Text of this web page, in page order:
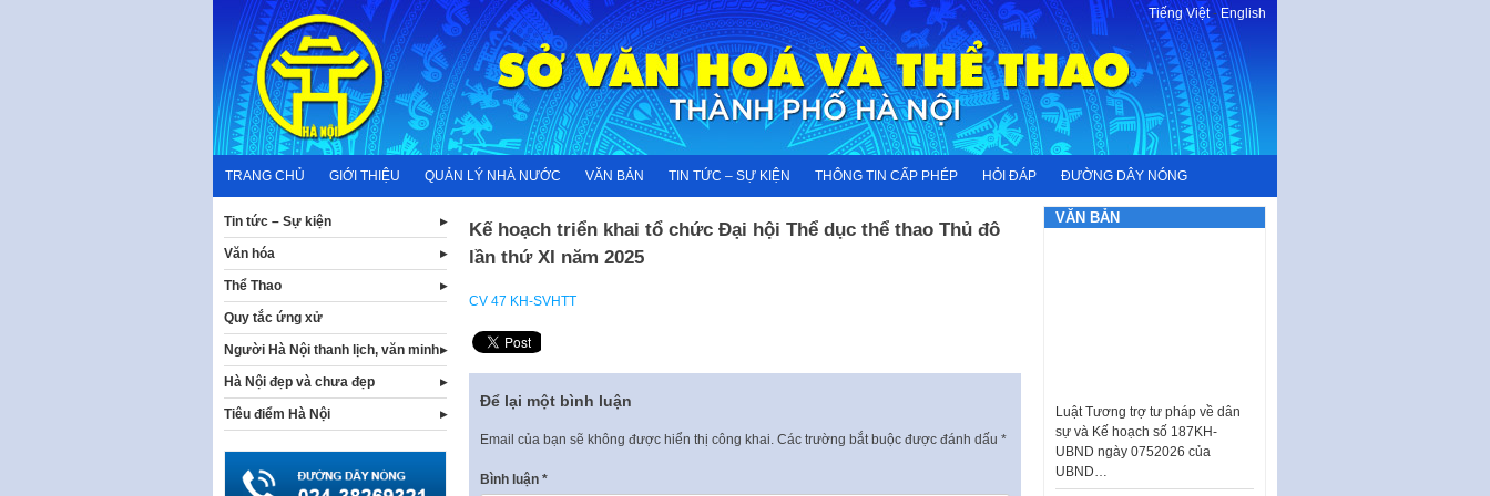
content
Tiếng Việt-English
TRANG CHỦ GIỚI THIỆU QUẢN LÝ NHÀ NƯỚC VĂN BẢN TIN TỨC – SỰ KIỆN THÔNG TIN CẤP PHÉP HỎI ĐÁP ĐƯỜNG DÂY NÓNG
Kế hoạch triển khai tổ chức Đại hội Thể dục thể thao Thủ đô
lần thứ XI năm 2025
CV 47 KH-SVHTT
Để lại một bình luận
Email của bạn sẽ không được hiển thị công khai. Các trường bắt buộc được đánh dấu *
Bình luận *
Tin tức – Sự kiện
Văn hóa
Thể Thao
Quy tắc ứng xử
Người Hà Nội thanh lịch, văn minh
Hà Nội đẹp và chưa đẹp
Tiêu điểm Hà Nội
VĂN BẢN
sự và Kế hoạch số 187KH-
UBND ngày 0752026 của
UBND…
Ban hành Danh mục vị trí khai